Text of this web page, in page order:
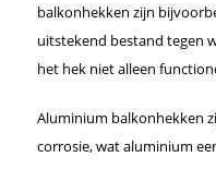
balkonhekken zijn
uitstekend bestand tegen
het hek niet alleen
Aluminium balkonhekken
corrosie, wat aluminium